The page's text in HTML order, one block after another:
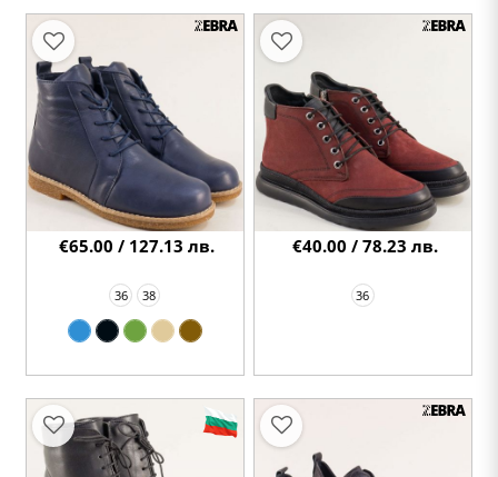
36 38
€65.00 / 127.13 лв.
36
€40.00 / 78.23 лв.